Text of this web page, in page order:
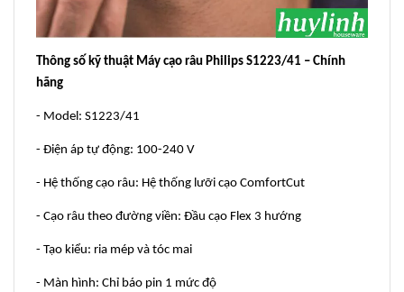
Thông số kỹ thuật Máy cạo râu Philips S1223/41 – Chính
hãng
- Model: S1223/41
- Điện áp tự động: 100-240 V
- Hệ thống cạo râu: Hệ thống lưỡi cạo ComfortCut
- Cạo râu theo đường viền: Đầu cạo Flex 3 hướng
- Tạo kiểu: ria mép và tóc mai
- Màn hình: Chỉ báo pin 1 mức độ